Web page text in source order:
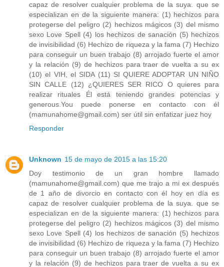
capaz de resolver cualquier problema de la suya. que se
especializan en de la siguiente manera: (1) hechizos para
protegerse del peligro (2) hechizos mágicos (3) del mismo
sexo Love Spell (4) los hechizos de sanación (5) hechizos
de invisibilidad (6) Hechizo de riqueza y la fama (7) Hechizo
para conseguir un buen trabajo (8) arrojado fuerte el amor
y la relación (9) de hechizos para traer de vuelta a su ex
(10) el VIH, el SIDA (11) SI QUIERE ADOPTAR UN NIÑO
SIN CALLE (12) ¿QUIERES SER RICO O quieres para
realizar rituales Él está teniendo grandes potencias y
generous.You puede ponerse en contacto con él
(mamunahome@gmail.com) ser útil sin enfatizar juez hoy
Responder
Unknown 15 de mayo de 2015 a las 15:20
Doy testimonio de un gran hombre llamado
(mamunahome@gmail.com) que me trajo a mi ex después
de 1 año de divorcio en contacto con él hoy en día es
capaz de resolver cualquier problema de la suya. que se
especializan en de la siguiente manera: (1) hechizos para
protegerse del peligro (2) hechizos mágicos (3) del mismo
sexo Love Spell (4) los hechizos de sanación (5) hechizos
de invisibilidad (6) Hechizo de riqueza y la fama (7) Hechizo
para conseguir un buen trabajo (8) arrojado fuerte el amor
y la relación (9) de hechizos para traer de vuelta a su ex